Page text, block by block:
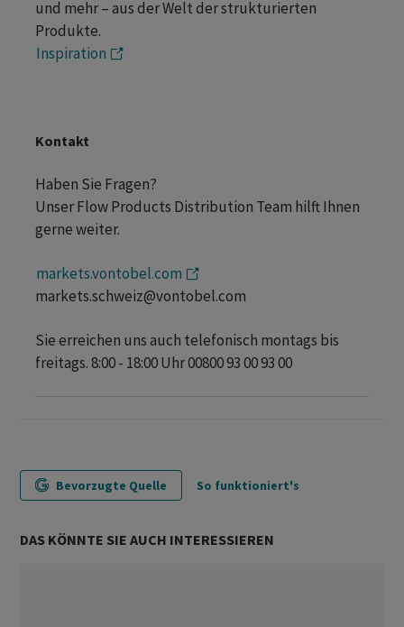
und mehr – aus der Welt der strukturierten
Produkte.
Inspiration
Kontakt
Haben Sie Fragen?
Unser Flow Products Distribution Team hilft Ihnen
gerne weiter.
markets.vontobel.com
markets.schweiz@vontobel.com
Sie erreichen uns auch telefonisch montags bis
freitags. 8:00 - 18:00 Uhr 00800 93 00 93 00
Bevorzugte Quelle So funktioniert's
DAS KÖNNTE SIE AUCH INTERESSIEREN